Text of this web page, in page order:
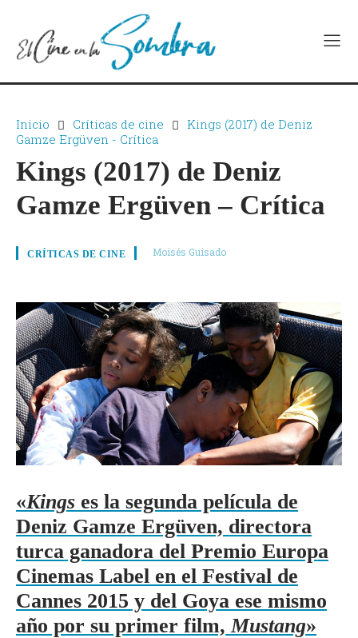
Inicio Críticas de cine
Kings (2017) de Deniz
Gamze Ergüven - Crítica
Kings (2017) de Deniz
Gamze Ergüven – Crítica
CRÍTICAS DE CINE Moisés Guisado
«Kings es la segunda película de
Deniz Gamze Ergüven, directora
turca ganadora del Premio Europa
Cinemas Label en el Festival de
Cannes 2015 y del Goya ese mismo
año por su primer film, Mustang»